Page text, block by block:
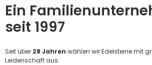
Ein
seit 1997
Seit über 28 Jahren wählen wir Edelsteine mit
Leidenschaft aus.